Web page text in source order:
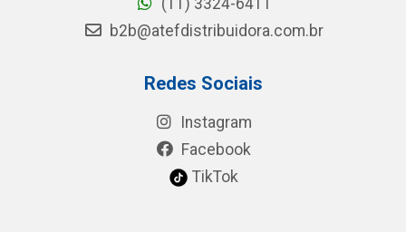
b2b@atefdistribuidora.com.br
Redes Sociais
Instagram
Facebook
TikTok